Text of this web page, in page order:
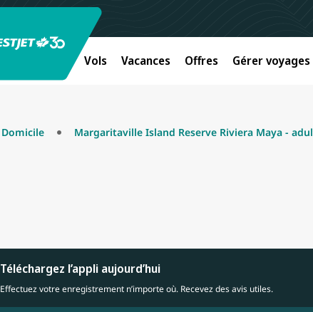
Vols Vacances Offres Gérer voyages
Domicile Margaritaville Island Reserve Riviera Maya -
Téléchargez l’appli aujourd’hui
Effectuez votre enregistrement n’importe où. Recevez des avis utiles.